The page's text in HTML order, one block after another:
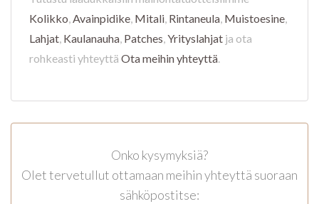
Kolikko,Avainpidike, Mitali, Rintaneula, Muistoesine,
Lahjat, Kaulanauha, Patches,Yrityslahjat ja ota
rohkeasti yhteyttä Ota meihin yhteyttä.
Onko kysymyksiä?
Olet tervetullut ottamaan meihin yhteyttä suoraan
sähköpostitse: